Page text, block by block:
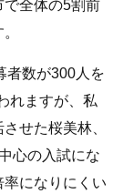
で全体の5割前
者数が300人を
れますが、私
せた桜美林、
心の入試にな
になりにくい